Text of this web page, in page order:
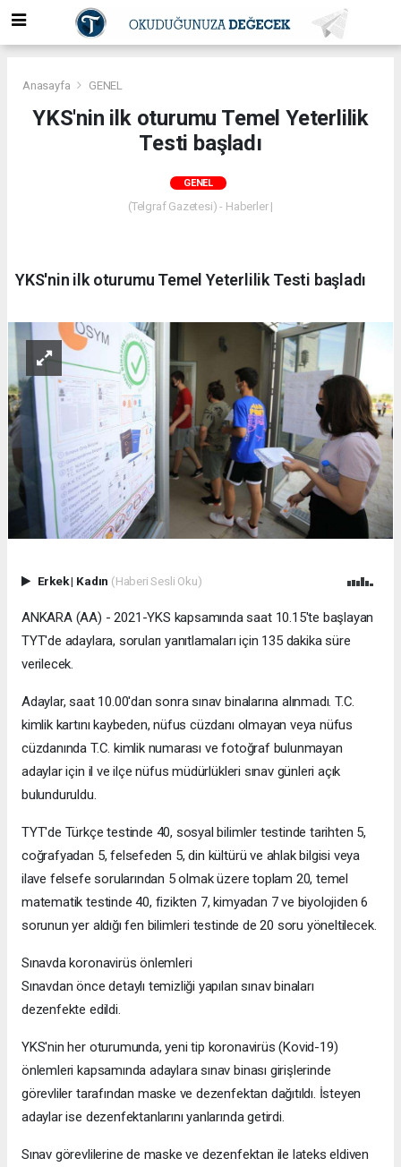
Anasayfa GENEL
YKS'nin ilk oturumu Temel Yeterlilik
Testi başladı
GENEL
(Telgraf Gazetesi) - Haberler |
YKS'nin ilk oturumu Temel Yeterlilik Testi başladı
Erkek| Kadın (Haberi Sesli Oku)
ANKARA (AA) - 2021-YKS kapsamında saat 10.15'te başlayan
TYT'de adaylara, soruları yanıtlamaları için 135 dakika süre
verilecek.
Adaylar, saat 10.00'dan sonra sınav binalarına alınmadı. T.C.
kimlik kartını kaybeden, nüfus cüzdanı olmayan veya nüfus
cüzdanında T.C. kimlik numarası ve fotoğraf bulunmayan
adaylar için il ve ilçe nüfus müdürlükleri sınav günleri açık
bulunduruldu.
TYT'de Türkçe testinde 40, sosyal bilimler testinde tarihten 5,
coğrafyadan 5, felsefeden 5, din kültürü ve ahlak bilgisi veya
ilave felsefe sorularından 5 olmak üzere toplam 20, temel
matematik testinde 40, fizikten 7, kimyadan 7 ve biyolojiden 6
sorunun yer aldığı fen bilimleri testinde de 20 soru yöneltilecek.
Sınavda koronavirüs önlemleri
Sınavdan önce detaylı temizliği yapılan sınav binaları
dezenfekte edildi.
YKS'nin her oturumunda, yeni tip koronavirüs (Kovid-19)
önlemleri kapsamında adaylara sınav binası girişlerinde
görevliler tarafından maske ve dezenfektan dağıtıldı. İsteyen
adaylar ise dezenfektanlarını yanlarında getirdi.
Sınav görevlilerine de maske ve dezenfektan ile lateks eldiven